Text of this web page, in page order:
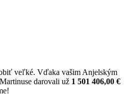
veľké. Vďaka vašim Anjelským
darovali už 1 501 406,00 €